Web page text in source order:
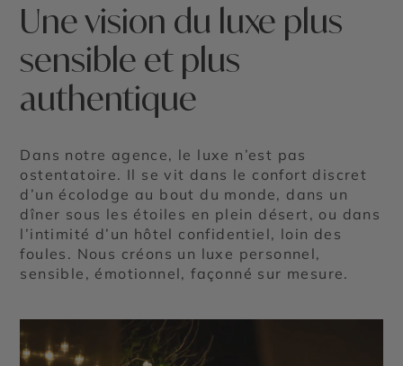
Une vision du luxe plus
sensible et plus
authentique
Dans notre agence, le luxe n’est pas
ostentatoire. Il se vit dans le confort discret
d’un écolodge au bout du monde, dans un
dîner sous les étoiles en plein désert, ou dans
l’intimité d’un hôtel confidentiel, loin des
foules. Nous créons un luxe personnel,
sensible, émotionnel, façonné sur mesure.